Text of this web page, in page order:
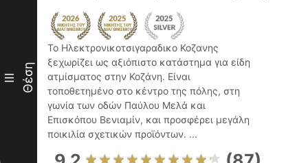
III Θέση
Το Ηλεκτρονικοτσιγαραδικο Κοζανης
ξεχωρίζει ως αξιόπιστο κατάστημα για είδη
ατμίσματος στην Κοζάνη. Είναι
τοποθετημένο στο κέντρο της πόλης, στη
γωνία των οδών Παύλου Μελά και
Επισκόπου Βενιαμίν, και προσφέρει μεγάλη
ποικιλία σχετικών προϊόντων. ...